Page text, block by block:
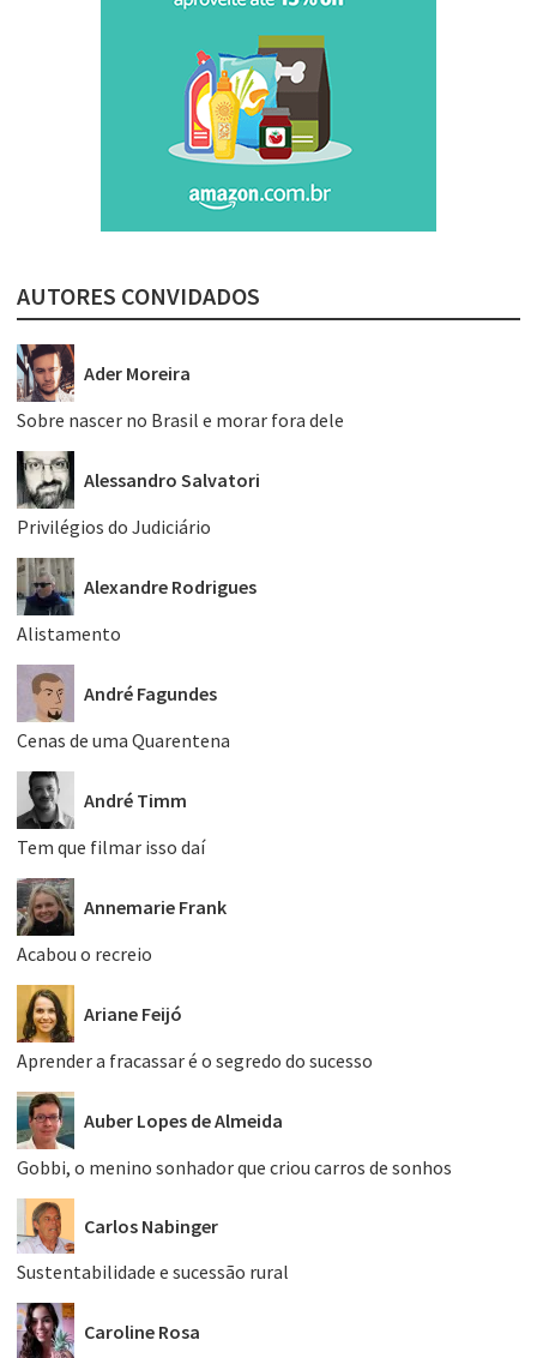
AUTORES CONVIDADOS
Ader Moreira
Sobre nascer no Brasil e morar fora dele
Alessandro Salvatori
Privilégios do Judiciário
Alexandre Rodrigues
Alistamento
André Fagundes
Cenas de uma Quarentena
André Timm
Tem que filmar isso daí
Annemarie Frank
Acabou o recreio
Ariane Feijó
Aprender a fracassar é o segredo do sucesso
Auber Lopes de Almeida
Gobbi, o menino sonhador que criou carros de sonhos
Carlos Nabinger
Sustentabilidade e sucessão rural
Caroline Rosa